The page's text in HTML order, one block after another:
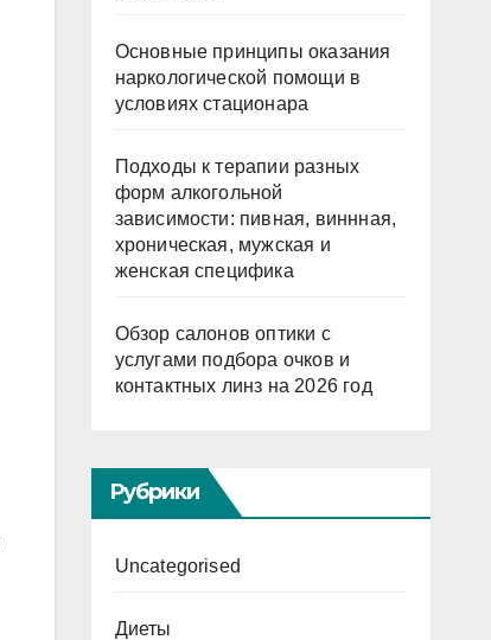
Основные принципы оказания
наркологической помощи в
условиях стационара
Подходы к терапии разных
форм алкогольной
зависимости: пивная, виннная,
хроническая, мужская и
женская специфика
Обзор салонов оптики с
услугами подбора очков и
контактных линз на 2026 год
Рубрики
Uncategorised
Диеты